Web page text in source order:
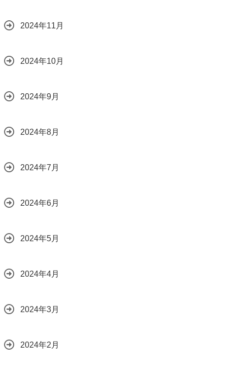
2024年11月
2024年10月
2024年9月
2024年8月
2024年7月
2024年6月
2024年5月
2024年4月
2024年3月
2024年2月